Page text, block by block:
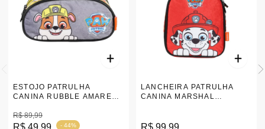
ESTOJO PATRULHA
CANINA RUBBLE AMARELO
R$ 89,99
R$ 49,99 - 44%
LANCHEIRA PATRULHA
CANINA MARSHAL
R$ 99,99